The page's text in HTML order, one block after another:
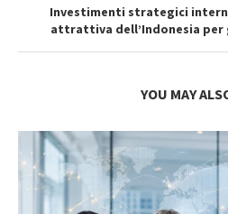
Investimenti strategici
attrattiva dell’Indonesia
YOU MAY